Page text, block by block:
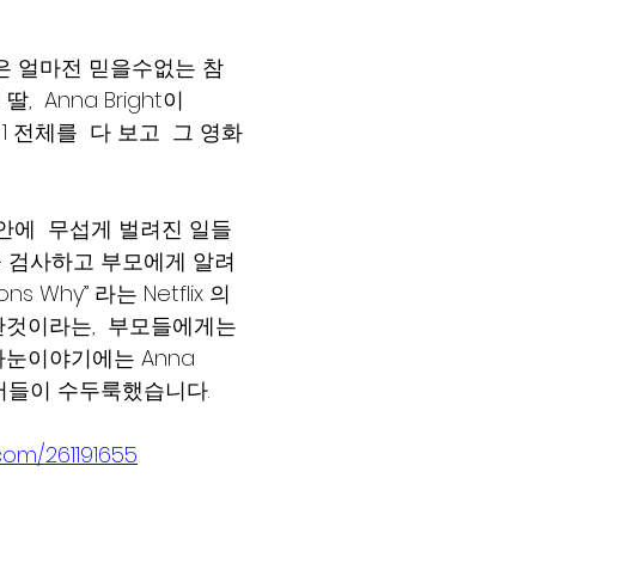
얼마전 믿을수없는 참
딸,  Anna Bright이
전체를  다 보고  그 영화
무섭게 벌려진 일들
검사하고 부모에게 알려
Why” 라는 Netflix 의
이라는,  부모들에게는
눈이야기에는 Anna
들이 수두룩했습니다.
261191655